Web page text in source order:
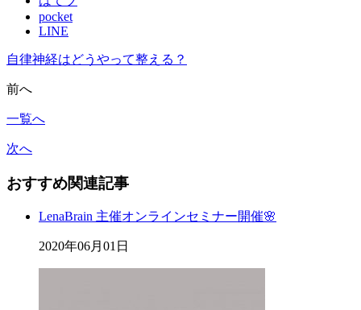
pocket
LINE
自律神経はどうやって整える？
前へ
一覧へ
次へ
おすすめ関連記事
LenaBrain 主催オンラインセミナー開催🌸
2020年06月01日